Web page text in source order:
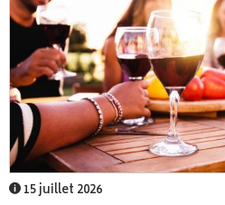
15 juillet 2026